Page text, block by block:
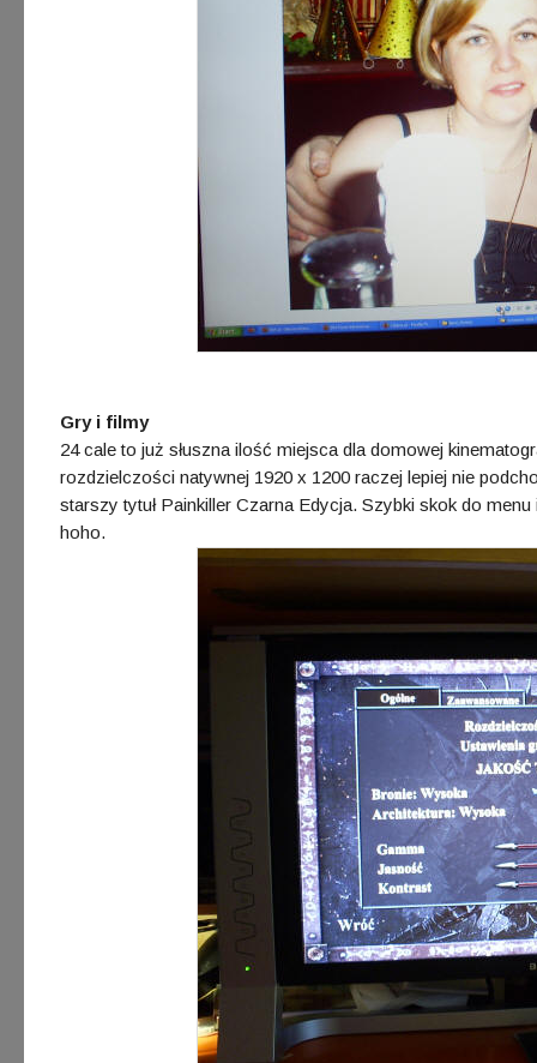
Gry i filmy
24 cale to już słuszna ilość miejsca dla domowej
rozdzielczości natywnej 1920 x 1200 raczej lepiej nie
starszy tytuł Painkiller Czarna Edycja. Szybki skok do
hoho.